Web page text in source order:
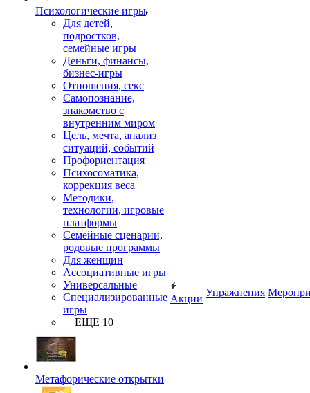
Психологические игры
Для детей,
подростков,
семейные игры
Деньги, финансы,
бизнес-игры
Отношения, секс
Самопознание,
знакомство с
внутренним миром
Цель, мечта, анализ
ситуаций, событий
Профориентация
Психосоматика,
коррекция веса
Методики,
технологии, игровые
платформы
Семейные сценарии,
родовые программы
Для женщин
Ассоциативные игры
Универсальные
Специализированные
игры
+ ЕЩЕ 10
Метафорические открытки
Акции
Упражнения